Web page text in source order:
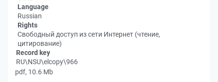
Language
Russian
Rights
Свободный доступ из сети Интернет (чтение,
цитирование)
Record key
RU\NSU\elcopy\966
pdf, 10.6 Mb